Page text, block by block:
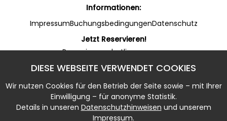
DIESE WEBSEITE VERWENDET COOKIES
Wir nutzen Cookies für den Betrieb der Seite sowie – mit Ihrer
Einwilligung – für anonyme Statistik.
Details in unseren Datenschutzhinweisen und unserem
Impressum.
Informationen:
ImpressumBuchungsbedingungenDatenschutz
Jetzt Reservieren!
Reservierungshotline:
Online Rezeption (WhatsApp):
+49 53 22 / 950 135 (7 - 20 Uhr)
Notfallnummer:
+49 5322 / 950 133 (20 - 7 Uhr)